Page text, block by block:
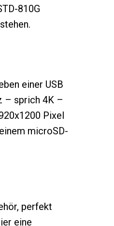
810G
einer USB
– sprich 4K –
Pixel
microSD-
perfekt
eine